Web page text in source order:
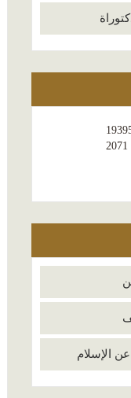
الإسلام